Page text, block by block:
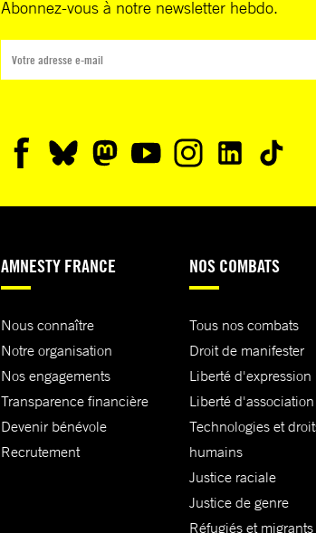
Abonnez-vous à notre newsletter hebdo.
AMNESTY FRANCE
Nous connaître
Notre organisation
Nos engagements
Transparence financière
Devenir bénévole
Recrutement
NOS COMBATS
Tous nos combats
Droit de manifester
Liberté d'expression
Liberté d'association
Technologies et
humains
Justice raciale
Justice de genre
Réfugiés et migrants